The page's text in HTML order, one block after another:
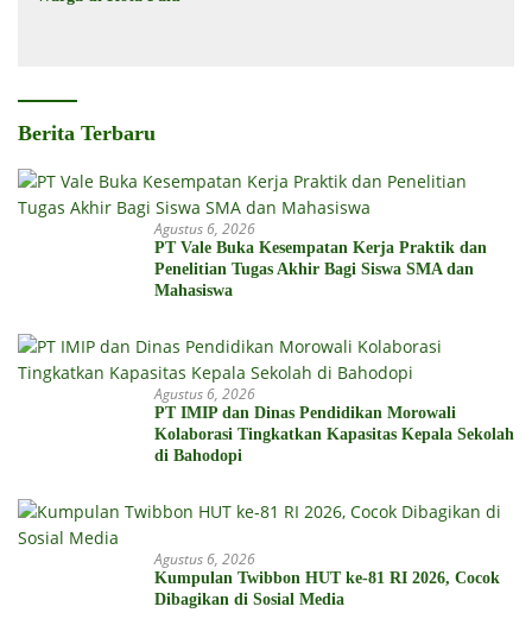
Berita Terbaru
Agustus 6, 2026
PT Vale Buka Kesempatan Kerja Praktik dan
Penelitian Tugas Akhir Bagi Siswa SMA dan
Mahasiswa
Agustus 6, 2026
PT IMIP dan Dinas Pendidikan Morowali
Kolaborasi Tingkatkan Kapasitas Kepala Sekolah
di Bahodopi
Agustus 6, 2026
Kumpulan Twibbon HUT ke-81 RI 2026, Cocok
Dibagikan di Sosial Media